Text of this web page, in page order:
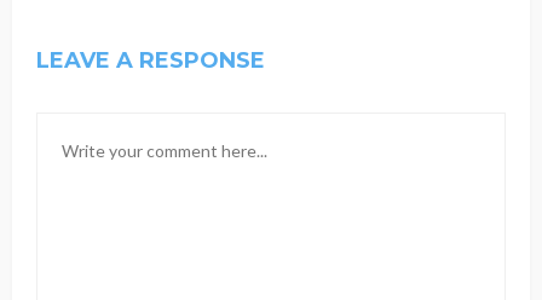
LEAVE A RESPONSE